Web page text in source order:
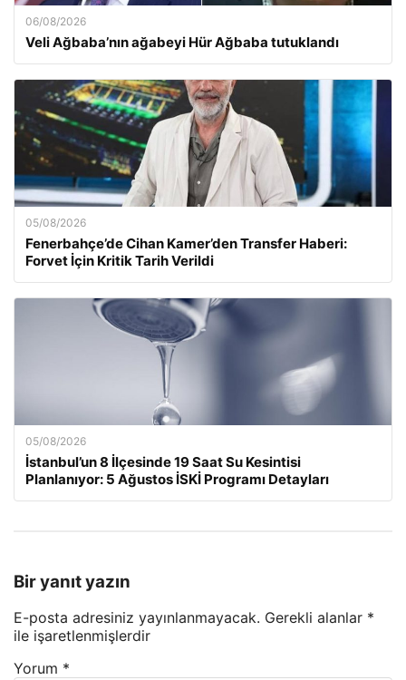
06/08/2026
Veli Ağbaba’nın ağabeyi Hür Ağbaba tutuklandı
05/08/2026
Fenerbahçe’de Cihan Kamer’den Transfer Haberi:
Forvet İçin Kritik Tarih Verildi
05/08/2026
İstanbul’un 8 İlçesinde 19 Saat Su Kesintisi
Planlanıyor: 5 Ağustos İSKİ Programı Detayları
Bir yanıt yazın
E-posta adresiniz yayınlanmayacak. Gerekli alanlar *
ile işaretlenmişlerdir
Yorum *